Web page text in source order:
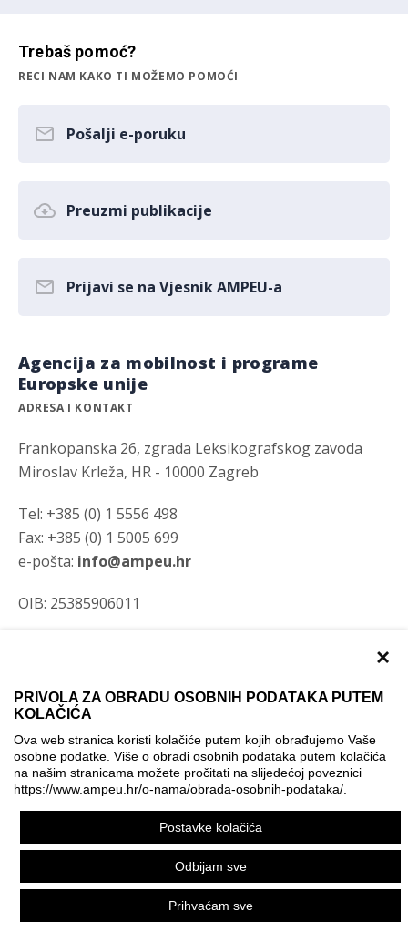
×
PRIVOLA ZA OBRADU OSOBNIH PODATAKA PUTEM
KOLAČIĆA
Ova web stranica koristi kolačiće putem kojih obrađujemo Vaše
osobne podatke. Više o obradi osobnih podataka putem kolačića
na našim stranicama možete pročitati na slijedećoj poveznici
https://www.ampeu.hr/o-nama/obrada-osobnih-podataka/
Postavke kolačića
Odbijam sve
Prihvaćam sve
Trebaš pomoć?
RECI NAM KAKO TI MOŽEMO POMOĆI
Pošalji e-poruku
Preuzmi publikacije
Prijavi se na Vjesnik AMPEU-a
Agencija za mobilnost i programe
Europske unije
ADRESA I KONTAKT
Frankopanska 26, zgrada Leksikografskog zavoda
Miroslav Krleža, HR - 10000 Zagreb
Tel: +385 (0) 1 5556 498
Fax: +385 (0) 1 5005 699
e-pošta: info@ampeu.hr
OIB: 25385906011
Programi
Natječaji
Novosti
Događanja